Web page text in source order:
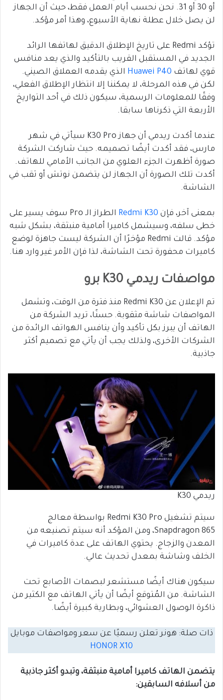
أو 30 أو 31. نحن نحسب أيام العمل فقط، حيث أن الجهاز
لن يصل خلال عطلة نهاية الأسبوع، وهذا أمر مؤكد.
تؤكد Redmi على تاريخ الإطلاق الدقيق لهاتفها الرائد
الجديد في المستقبل القريب بالتأكيد والذي يعد منافس
قوي لهاتف Huawei P40 الذي يقدمه العملاق الصيني.
لكن في هذه المرحلة، لا يمكننا إلا انتظار الإطلاق الفعلي،
وفقًا للمعلومات الرسمية، سيكون ذلك في أحد التواريخ
الأربعة التي ذكرناها سابقا.
عندما أكدت ريدمي أن جهاز K30 Pro سيأتي في شهر
مارس، فقد أكدت أيضًا تصميمه. حيث شاركت الشركة
صورة أظهرت الجزء العلوي من الجانب الأمامي للهاتف.
أكدت تلك الصورة أن الجهاز لن يتضمن نوتش أو ثقب في
الشاشة.
بمعنى آخر، فإن Redmi K30
الطراز الـ Pro سوف يسير على
خطى سلفه، وسيشمل كاميرا أمامية منبثقة، بشكل شبه
مؤكد. قالت Redmi مؤخرًا أن الشركة ليست جاهزة لوضع
كاميرات محفورة تحت الشاشة، لذا فإن الأمر غير وارد هنا.
مواصفات ريدمي K30 برو
تم الإعلان عن Redmi K30 منذ فترة من الوقت، وتشمل
المواصفات شاشة مثقوبة. حسنًا، تريد الشركة من
الهاتف أن يبرز بكل تأكيد وأن ينافس الهواتف الرائدة من
الشركات الأخرى، ولذلك يجب أن يأتي مع تصميم أكثر
جاذبية.
ريدمي K30
سيتم تشغيل Redmi K30 Pro بواسطة معالج
Snapdragon 865، ومن المؤكد أنه سيتم تصنيعه من
المعدن والزجاج. يحتوي الهاتف على عدة كاميرات في
الخلف وشاشة بمعدل تحديث عالي.
سيكون هناك أيضًا مستشعر لبصمات الأصابع تحت
الشاشة. من المُتوقع أيضًا أن يأتي الهاتف مع الكثير من
ذاكرة الوصول العشوائي، وبطارية كبيرة أيضًا.
ذات صلة: هونر تعلن رسميًا عن سعر ومواصفات موبايل
HONOR X10
يتضمن الهاتف كاميرا أمامية منبثقة، وتبدو أكثر جاذبية
من أسلافه السابقين: